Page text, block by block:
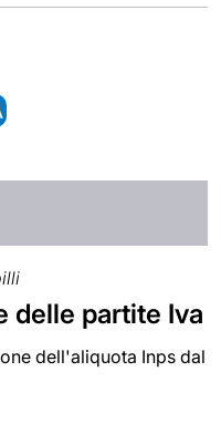
delle partite Iva
dell'aliquota Inps dal